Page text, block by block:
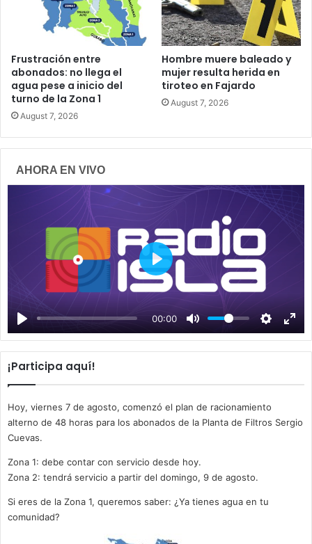
Frustración entre
abonados: no llega el
agua pese a inicio del
turno de la Zona 1
August 7, 2026
Hombre muere baleado y
mujer resulta herida en
tiroteo en Fajardo
August 7, 2026
AHORA EN VIVO
00:00
P
a
y
¡Participa aquí!
Hoy, viernes 7 de agosto, comenzó el plan de racionamiento
alterno de 48 horas para los abonados de la Planta de Filtros Sergio
Cuevas.
Zona 1: debe contar con servicio desde hoy.
Zona 2: tendrá servicio a partir del domingo, 9 de agosto.
Si eres de la Zona 1, queremos saber: ¿Ya tienes agua en tu
comunidad?